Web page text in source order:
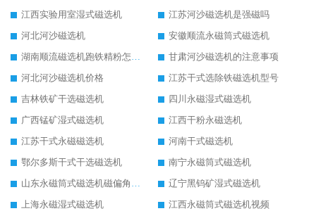
江西实验用室湿式磁选机
江苏河沙磁选机是强磁吗
河北河沙磁选机
安徽顺流永磁筒式磁选机
湖南顺流磁选机跑铁精粉怎么处理
甘肃河沙磁选机的注意事项
河北河沙磁选机价格
江苏干式选除铁磁选机型号
吉林铁矿干选磁选机
四川永磁湿式磁选机
广西锰矿湿式磁选机
江西干粉永磁选机
江苏干式永磁磁选机
河南干式磁选机
鄂尔多斯干式干选磁选机
南宁永磁筒式磁选机
山东永磁筒式磁选机磁偏角怎么调整
辽宁黑钨矿湿式磁选机
上海永磁湿式磁选机
江西永磁筒式磁选机视频